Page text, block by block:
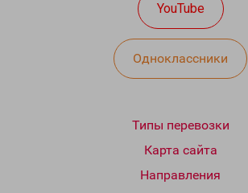
YouTube
Одноклассники
Типы перевозки
Карта сайта
Направления